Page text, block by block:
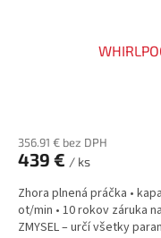
356.91 € bez DPH
439 € / ks
Zhora plnená práčka •
ot/min • 10 rokov záruka
ZMYSEL – určí všetky